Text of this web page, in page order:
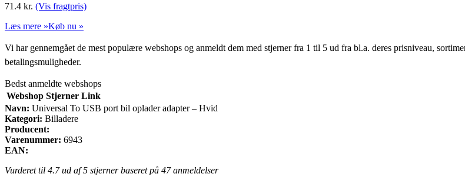
71.4 kr. (Vis fragtpris)
Læs mere »Køb nu »
Vi har gennemgået de mest populære webshops og anmeldt dem med stjerner fra 1 til 5 ud fra bl.a. deres prisniveau,
betalingsmuligheder.
Bedst anmeldte webshops
Webshop Stjerner Link
Navn: Universal To USB port bil oplader adapter – Hvid
Kategori: Billadere
Producent:
Varenummer: 6943
EAN:
Vurderet til 4.7ud af 5 stjerner baseret på 47anmeldelser